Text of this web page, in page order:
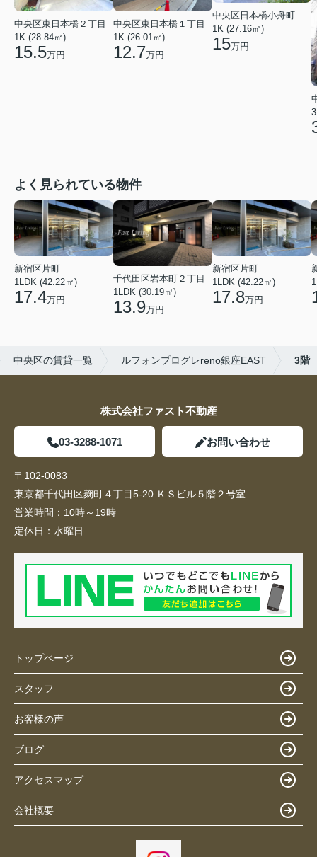
中央区東日本橋２丁目
1K (28.84㎡)
15.5万円
中央区東日本橋１丁目
1K (26.01㎡)
12.7万円
中央区日本橋小舟町
1K (27.16㎡)
15万円
よく見られている物件
新宿区片町
1LDK (42.22㎡)
17.4万円
千代田区岩本町２丁目
1LDK (30.19㎡)
13.9万円
新宿区片町
1LDK (42.22㎡)
17.8万円
中央区の賃貸一覧 ルフォンプログレreno銀座EAST 3階
株式会社ファスト不動産
03-3288-1071 お問い合わせ
〒102-0083
東京都千代田区麹町４丁目5-20 ＫＳビル５階２号室
営業時間： 10時～19時
定休日： 水曜日
トップページ
スタッフ
お客様の声
ブログ
アクセスマップ
会社概要